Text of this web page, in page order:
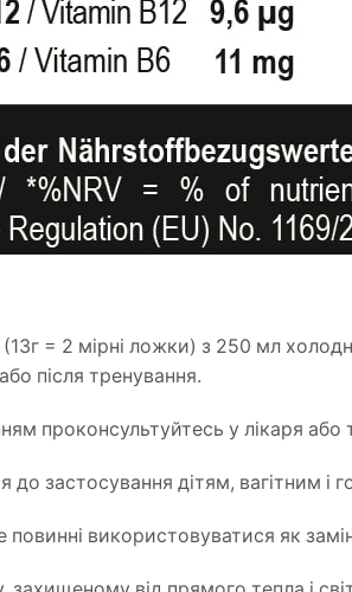
= 2 мірні ложки) з 250 мл
після тренування.
проконсультуйтесь у лікаря або
до застосування дітям, вагітним і
повинні використовуватися як